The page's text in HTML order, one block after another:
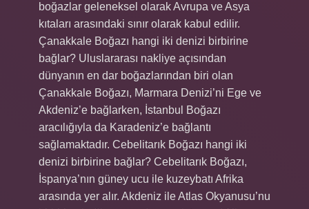
boğazlar geleneksel olarak Avrupa ve Asya
kıtaları arasındaki sınır olarak kabul edilir.
Çanakkale Boğazı hangi iki denizi birbirine
bağlar? Uluslararası nakliye açısından
dünyanın en dar boğazlarından biri olan
Çanakkale Boğazı, Marmara Denizi’ni Ege ve
Akdeniz’e bağlarken, İstanbul Boğazı
aracılığıyla da Karadeniz’e bağlantı
sağlamaktadır. Cebelitarık Boğazı hangi iki
denizi birbirine bağlar? Cebelitarık Boğazı,
İspanya’nın güney ucu ile kuzeybatı Afrika
arasında yer alır. Akdeniz ile Atlas Okyanusu’nu